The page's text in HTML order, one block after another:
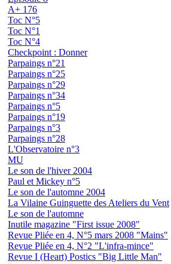
A+ 176
Toc N°5
Toc N°1
Toc N°4
Checkpoint : Donner
Parpaings n°21
Parpaings n°25
Parpaings n°29
Parpaings n°34
Parpaings n°5
Parpaings n°19
Parpaings n°3
Parpaings n°28
L'Observatoire n°3
MU
Le son de l'hiver 2004
Paul et Mickey n°5
Le son de l'automne 2004
La Vilaine Guinguette des Ateliers du Vent
Le son de l'automne
Inutile magazine "First issue 2008"
Revue Pliée en 4, N°5 mars 2008 "Mains"
Revue Pliée en 4, N°2 "L'infra-mince"
Revue I (Heart) Postics "Big Little Man"